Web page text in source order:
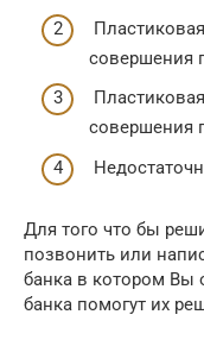
совершения
совершения
Для того что бы
позвонить или
банка в котором Вы
банка помогут их